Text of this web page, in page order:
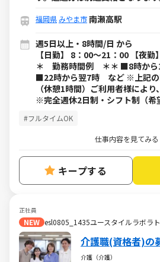
福岡県 みやま市南瀬高駅
週5日以上・8時間/日 から
【日勤】 8：00～21：00 【夜
＊ 勤務時間例 ＊＊ ■8時から
■22時から翌7時 など ※上記の
（休憩1時間）ご利用者様により
※完全週休2日制・シフト制（希
#フルタイムOK
仕事内容を見てみる
キープする
正社員
NEW esl0805_1435ユースタイルラボラ
介護職(資格者)の
介護（介護）